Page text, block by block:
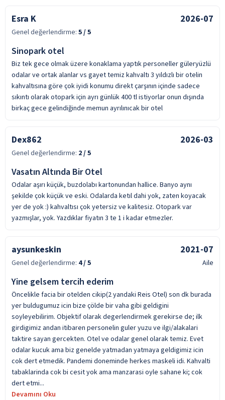
Esra K 2026-07
Genel değerlendirme: 5/ 5
Sinopark otel
Biz tek gece olmak üzere konaklama yaptık personeller güleryüzlü
odalar ve ortak alanlar vs gayet temiz kahvaltı 3 yıldızlı bir otelin
kahvaltısına göre çok iyidi konumu direkt çarşının içinde sadece
sıkıntı olarak otopark için ayrı günlük 400 tl istiyorlar onun dışında
birkaç gece gelindiğinde memun ayrılınıcak bir otel
Dex862 2026-03
Genel değerlendirme: 2/ 5
Vasatın Altında Bir Otel
Odalar aşırı küçük, buzdolabı kartonundan hallice. Banyo aynı
şekilde çok küçük ve eski. Odalarda ketıl dahi yok, zaten koyacak
yer de yok :) kahvaltısı çok yetersiz ve kalitesiz. Otopark var
yazmışlar, yok. Yazdıklar fiyatın 3 te 1 i kadar etmezler.
aysunkeskin 2021-07
Genel değerlendirme: 4/ 5 Aile
Yine gelsem tercih ederim
Öncelikle facia bir otelden cikip(2 yandaki Reis Otel) son dk burada
yer buldugumuz icin bize çölde bir vaha gibi geldigini
soyleyebilirim. Objektif olarak degerlendirmek gerekirse de; ilk
girdigimiz andan itibaren personelin guler yuzu ve ilgi/alakalari
taktire sayan gercekten. Otel ve odalar genel olarak temiz. Evet
odalar kucuk ama biz genelde yatmadan yatmaya geldigimiz icin
cok dert etmedik. Pandemi doneminde herkes maskeli idi. Kahvalti
tabaklarinda cok bi cesit yok ama manzarasi oyle sahane ki; cok
dert etmi...
Devamını Oku